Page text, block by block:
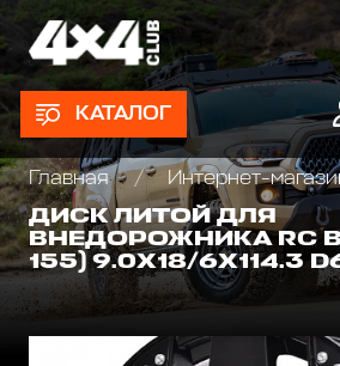
КАТАЛОГ
Главная Интернет-
ДИСК ЛИТОЙ ДЛЯ
ВНЕДОРОЖНИКА RC
155) 9.0X18/6X114.3